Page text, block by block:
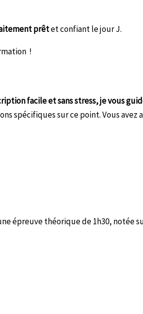
prêtet confiant le jour J.
!
facile et sans stress, je vous
spécifiques sur ce point. Vous avez
épreuve théorique de 1h30, notée